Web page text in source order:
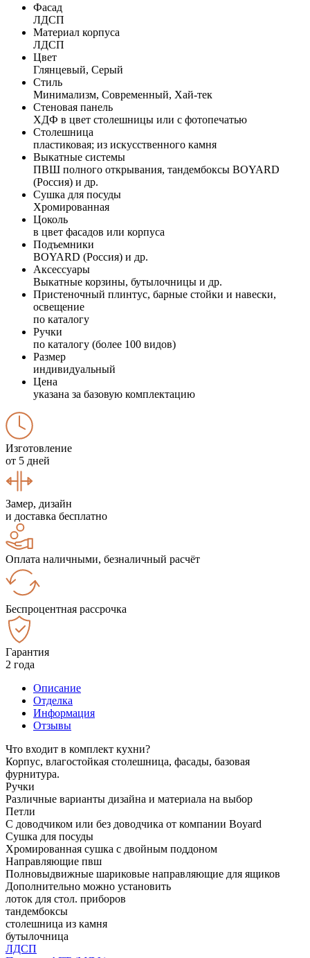
Фасад
ЛДСП
Материал корпуса
ЛДСП
Цвет
Глянцевый, Серый
Стиль
Минимализм, Современный, Хай-тек
Стеновая панель
ХДФ в цвет столешницы или с фотопечатью
Столешница
пластиковая; из искусственного камня
Выкатные системы
ПВШ полного открывания, тандембоксы BOYARD
(Россия) и др.
Сушка для посуды
Хромированная
Цоколь
в цвет фасадов или корпуса
Подъемники
BOYARD (Россия) и др.
Аксессуары
Выкатные корзины, бутылочницы и др.
Пристеночный плинтус, барные стойки и навески,
освещение
по каталогу
Ручки
по каталогу (более 100 видов)
Размер
индивидуальный
Цена
указана за базовую комплектацию
Изготовление
от 5 дней
Замер, дизайн
и доставка бесплатно
Оплата наличными, безналичный расчёт
Беспроцентная рассрочка
Гарантия
2 года
Описание
Отделка
Информация
Отзывы
Что входит в комплект кухни?
Корпус, влагостойкая столешница, фасады, базовая
фурнитура.
Ручки
Различные варианты дизайна и материала на выбор
Петли
С доводчиком или без доводчика от компании Boyard
Сушка для посуды
Хромированная сушка с двойным поддоном
Направляющие пвш
Полновыдвижные шариковые направляющие для ящиков
Дополнительно можно установить
лоток для стол. приборов
тандембоксы
столешница из камня
бутылочница
ЛДСП